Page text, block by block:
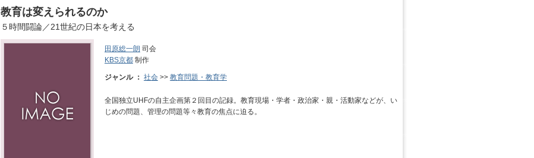
教育は変えられるのか
５時間闘論／21世紀の日本を考える
田原総一朗 司会
KBS京都 制作
ジャンル ： 社会 >> 教育問題・教育学
全国独立UHFの自主企画第２回目の記録。教育現場・学者・政治家・親・活動家などが、い
じめの問題、管理の問題等々教育の焦点に迫る。